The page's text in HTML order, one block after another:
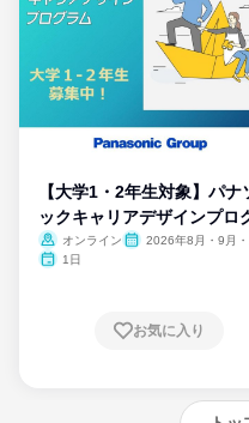
【大学1・2年生対象】パナ
ックキャリアデザインプロ
ム
オンライン
2026年8月・9月
1日
お気に入り